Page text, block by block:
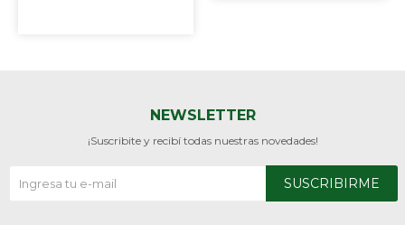
NEWSLETTER
¡Suscribite y recibí todas nuestras novedades!
SUSCRIBIRME